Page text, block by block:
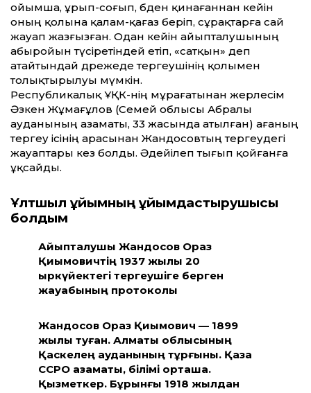
ойымша, ұрып-соғып, әбден қинағаннан кейін
оның қолына қалам-қағаз беріп, сұрақтарға сай
жауап жазғызған. Одан кейін айыпталушының
абыройын түсіретіндей етіп, «сатқын» деп
атайтындай дәрежеде тергеушінің қолымен
толықтырылуы мүмкін.
Республикалық ҰҚК-нің мұра­ғатынан жерлесім
Әзкен Жұмағұлов (Семей облысы Абралы
ауданының азаматы, 33 жасында атылған) ағаның
тергеу ісінің арасынан Жандосовтың тергеудегі
жауаптары кез болды. Әдейілеп тығып қойғанға
ұқсайды.
Ұлтшыл ұйымның ұйымдастыру­шысы
болдым
Айыпталушы Жандосов Ораз
Қиқымовичтің 1937 жылы 20
қыркүйектегі тергеушіге берген
жауабының протоколы
Жандосов Ораз Қиқымович — 1899
жылы туған. Алматы облысының
Қаскелең ауданының тұрғыны. Қазақ
ССРО азаматы, білімі орташа.
Қызметкер. Бұрынғы 1918 жылдан